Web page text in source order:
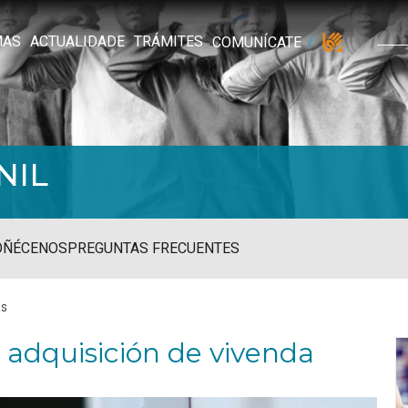
ACTUALIDADE TRÁMITES COMUNÍCATE
PREGUNTAS FRECUENTES
de vivenda